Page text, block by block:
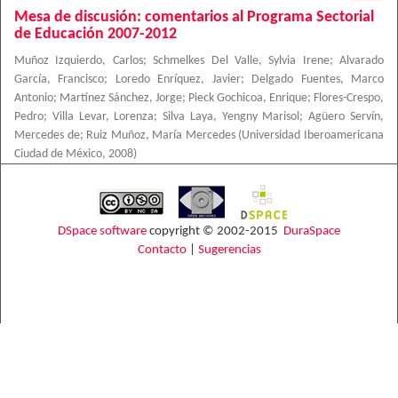
Mesa de discusión: comentarios al Programa Sectorial
de Educación 2007-2012
Muñoz Izquierdo, Carlos;Schmelkes Del Valle, Sylvia Irene; Alvarado
García, Francisco; Loredo Enríquez, Javier;
Delgado Fuentes, Marco
Antonio; Martínez Sánchez, Jorge; Pieck Gochicoa, Enrique; Flores-Crespo,
Pedro; Villa Levar, Lorenza;Silva Laya, Yengny Marisol ;Agüero Servín,
Mercedes de; Ruiz Muñoz, María Mercedes (Universidad Iberoamericana
Ciudad de México, 2008)
DSpace software copyright © 2002-2015 DuraSpace
Contacto| Sugerencias